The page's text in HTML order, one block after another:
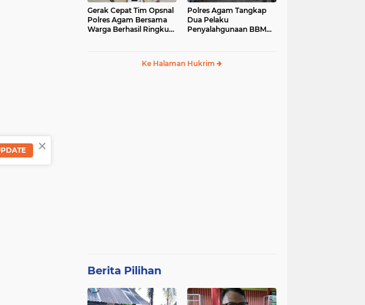
Gerak Cepat Tim Opsnal
Polres Agam Bersama
Warga Berhasil Ringkus
Polres Agam Tangkap
Dua Pelaku
Penyalahgunaan BBM
Ke Halaman Hukrim
Berita Pilihan
×